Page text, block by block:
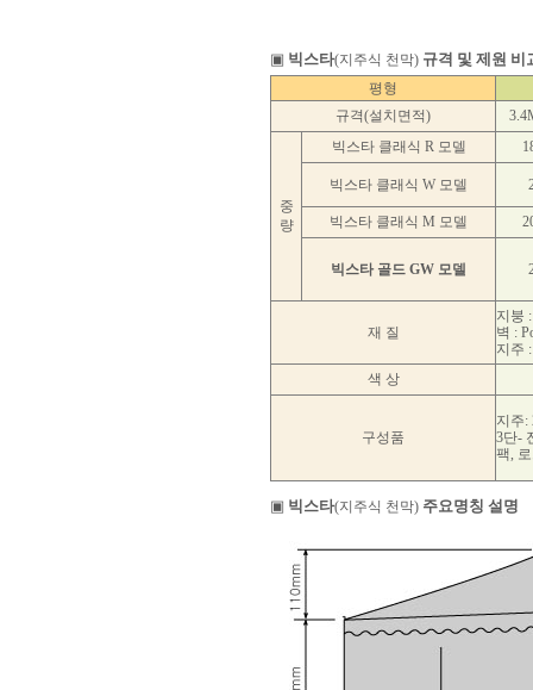
▣ 빅스타(지주식 천막) 규격 및 제원 비
평형
규격(설치면적)
중
량
빅스타 클래식 R 모델
빅스타 클래식 W 모델
빅스타 클래식 M 모델
빅스타 골드 GW 모델
재 질
지붕
벽 :
지주
색 상
구성품
지주:
3단-
팩,
▣ 빅스타(지주식 천막) 주요명칭 설명